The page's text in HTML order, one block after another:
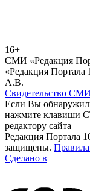
16+
СМИ «Редакция
«Редакция
А.В.
Свидетельство СМИ
Если Вы
нажмите клавиши
редактору сайта
Редакция Портала
защищены.
Сделано в